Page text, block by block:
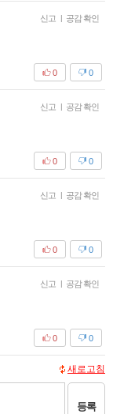
신고 | 공감 확인
0
0
신고 | 공감 확인
0
0
신고 | 공감 확인
0
0
신고 | 공감 확인
0
0
새로고침
등록